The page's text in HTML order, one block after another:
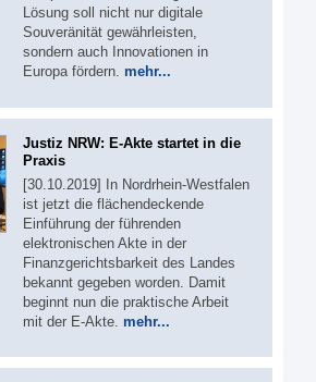
Lösung soll nicht nur digitale
Souveränität gewährleisten,
sondern auch Innovationen in
Europa fördern. mehr...
Justiz NRW: E-Akte startet in die
Praxis
[30.10.2019] In Nordrhein-Westfalen
ist jetzt die flächendeckende
Einführung der führenden
elektronischen Akte in der
Finanzgerichtsbarkeit des Landes
bekannt gegeben worden. Damit
beginnt nun die praktische Arbeit
mit der E-Akte. mehr...